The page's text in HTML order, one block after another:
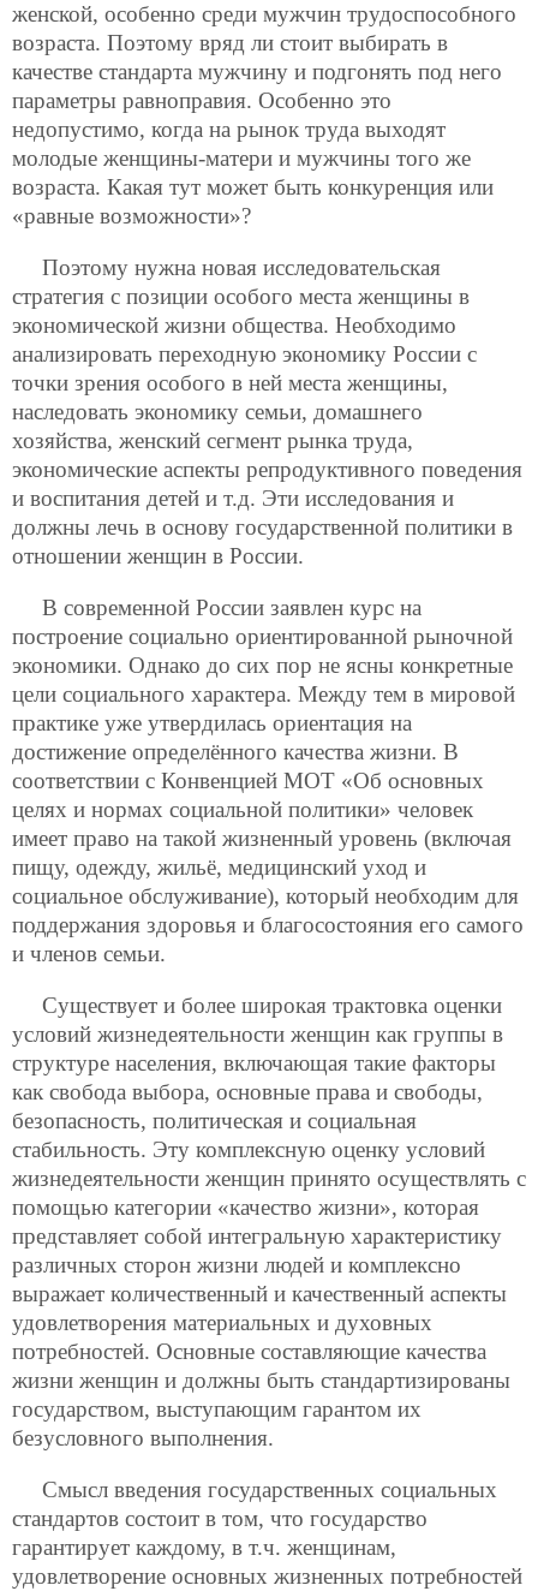
женской, особенно среди мужчин трудоспособного
возраста. Поэтому вряд ли стоит выбирать в
качестве стандарта мужчину и подгонять под него
параметры равноправия. Особенно это
недопустимо, когда на рынок труда выходят
молодые женщины-матери и мужчины того же
возраста. Какая тут может быть конкуренция или
«равные возможности»?
Поэтому нужна новая исследовательская
стратегия с позиции особого места женщины в
экономической жизни общества. Необходимо
анализировать переходную экономику России с
точки зрения особого в ней места женщины,
наследовать экономику семьи, домашнего
хозяйства, женский сегмент рынка труда,
экономические аспекты репродуктивного поведения
и воспитания детей и т.д. Эти исследования и
должны лечь в основу государственной политики в
отношении женщин в России.
В современной России заявлен курс на
построение социально ориентированной рыночной
экономики. Однако до сих пор не ясны конкретные
цели социального характера. Между тем в мировой
практике уже утвердилась ориентация на
достижение определённого качества жизни. В
соответствии с Конвенцией МОТ «Об основных
целях и нормах социальной политики» человек
имеет право на такой жизненный уровень (включая
пищу, одежду, жильё, медицинский уход и
социальное обслуживание), который необходим для
поддержания здоровья и благосостояния его самого
и членов семьи.
Существует и более широкая трактовка оценки
условий жизнедеятельности женщин как группы в
структуре населения, включающая такие факторы
как свобода выбора, основные права и свободы,
безопасность, политическая и социальная
стабильность. Эту комплексную оценку условий
жизнедеятельности женщин принято осуществлять с
помощью категории «качество жизни», которая
представляет собой интегральную характеристику
различных сторон жизни людей и комплексно
выражает количественный и качественный аспекты
удовлетворения материальных и духовных
потребностей. Основные составляющие качества
жизни женщин и должны быть стандартизированы
государством, выступающим гарантом их
безусловного выполнения.
Смысл введения государственных социальных
стандартов состоит в том, что государство
гарантирует каждому, в т.ч. женщинам,
удовлетворение основных жизненных потребностей